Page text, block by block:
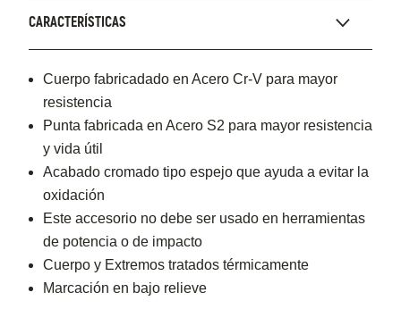
CARACTERÍSTICAS
Cuerpo fabricadado en Acero Cr-V para mayor
resistencia
Punta fabricada en Acero S2 para mayor resistencia
y vida útil
Acabado cromado tipo espejo que ayuda a evitar la
oxidación
Este accesorio no debe ser usado en herramientas
de potencia o de impacto
Cuerpo y Extremos tratados térmicamente
Marcación en bajo relieve